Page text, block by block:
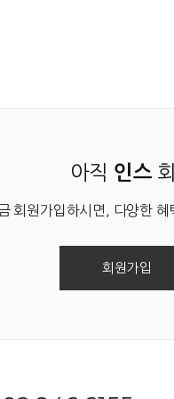
아직 인스
회원가입하시면, 다양한
회원가입